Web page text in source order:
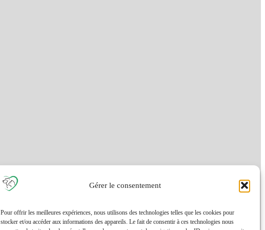
Gérer le consentement
Pour offrir les meilleures expériences, nous utilisons des technologies telles que les cookies pour
stocker et/ou accéder aux informations des appareils. Le fait de consentir à ces technologies nous